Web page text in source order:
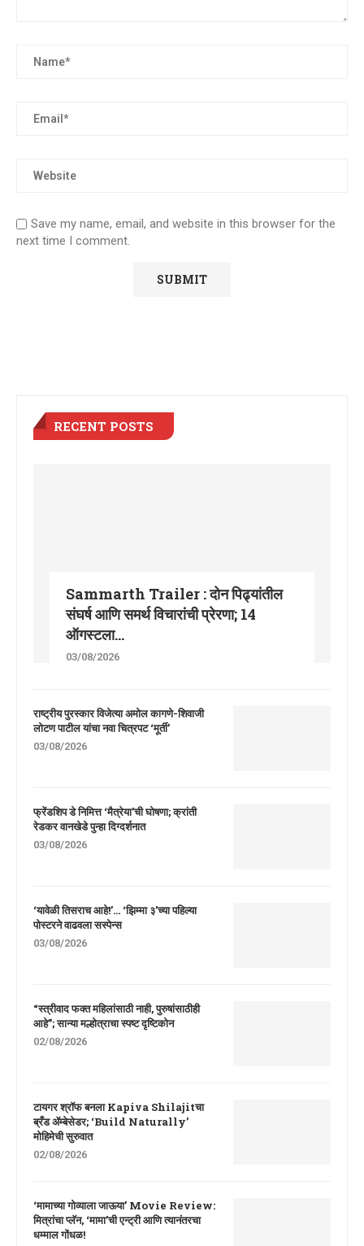
Save my name, email, and website in this browser for the
next time I comment.
RECENT POSTS
Sammarth Trailer : दोन पिढ्यांतील
संघर्ष आणि समर्थ विचारांची प्रेरणा; 14
ऑगस्टला...
03/08/2026
राष्ट्रीय पुरस्कार विजेत्या अमोल कागणे-शिवाजी
लोटण पाटील यांचा नवा चित्रपट ‘मूर्ती’
03/08/2026
फ्रेंडशिप डे निमित्त ‘मैत्रेया’ची घोषणा; क्रांती
रेडकर वानखेडे पुन्हा दिग्दर्शनात
03/08/2026
‘यावेळी तिसराच आहे!’… ‘झिम्मा ३’च्या पहिल्या
पोस्टरने वाढवला सस्पेन्स
03/08/2026
“स्त्रीवाद फक्त महिलांसाठी नाही, पुरुषांसाठीही
आहे”; सान्या मल्होत्राचा स्पष्ट दृष्टिकोन
02/08/2026
टायगर श्रॉफ बनला Kapiva Shilajitचा
ब्रँड ॲम्बेसेडर; ‘Build Naturally’
मोहिमेची सुरुवात
02/08/2026
‘मामाच्या गोव्याला जाऊया’ Movie Review:
मित्रांचा प्लॅन, ‘मामा’ची एन्ट्री आणि त्यानंतरचा
धम्माल गोंधळ!